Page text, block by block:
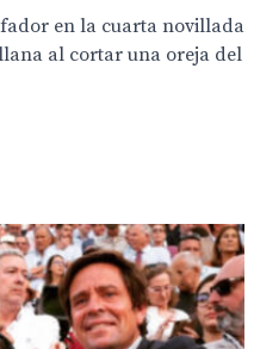
en la cuarta novillada
al cortar una oreja del